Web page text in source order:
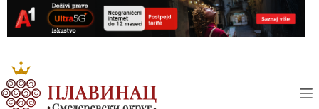
content